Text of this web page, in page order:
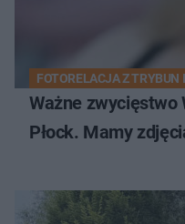
FOTORELACJA Z TRYBUN
Ważne zwycięstwo
Płock. Mamy